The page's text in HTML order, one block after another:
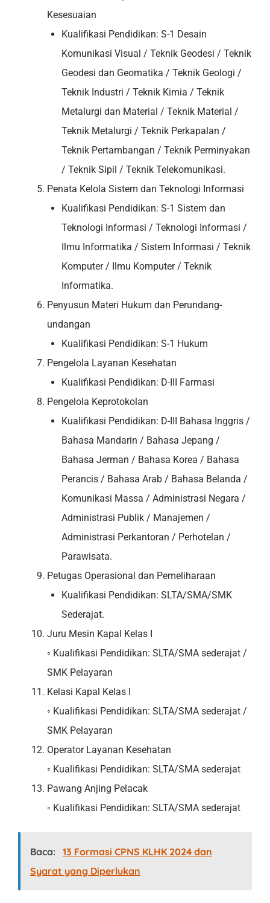
Kesesuaian
Kualifikasi Pendidikan: S-1 Desain
Komunikasi Visual / Teknik Geodesi / Teknik
Geodesi dan Geomatika / Teknik Geologi /
Teknik Industri / Teknik Kimia / Teknik
Metalurgi dan Material / Teknik Material /
Teknik Metalurgi / Teknik Perkapalan /
Teknik Pertambangan / Teknik Perminyakan
/ Teknik Sipil / Teknik Telekomunikasi.
Penata Kelola Sistem dan Teknologi Informasi
Kualifikasi Pendidikan: S-1 Sistem dan
Teknologi Informasi / Teknologi Informasi /
Ilmu Informatika / Sistem Informasi / Teknik
Komputer / Ilmu Komputer / Teknik
Informatika.
Penyusun Materi Hukum dan Perundang-
undangan
Kualifikasi Pendidikan: S-1 Hukum
Pengelola Layanan Kesehatan
Kualifikasi Pendidikan: D-III Farmasi
Pengelola Keprotokolan
Kualifikasi Pendidikan: D-III Bahasa Inggris /
Bahasa Mandarin / Bahasa Jepang /
Bahasa Jerman / Bahasa Korea / Bahasa
Perancis / Bahasa Arab / Bahasa Belanda /
Komunikasi Massa / Administrasi Negara /
Administrasi Publik / Manajemen /
Administrasi Perkantoran / Perhotelan /
Parawisata.
Petugas Operasional dan Pemeliharaan
Kualifikasi Pendidikan: SLTA/SMA/SMK
Sederajat.
Juru Mesin Kapal Kelas I
◦ Kualifikasi Pendidikan: SLTA/SMA sederajat /
SMK Pelayaran
Kelasi Kapal Kelas I
◦ Kualifikasi Pendidikan: SLTA/SMA sederajat /
SMK Pelayaran
Operator Layanan Kesehatan
◦ Kualifikasi Pendidikan: SLTA/SMA sederajat
Pawang Anjing Pelacak
◦ Kualifikasi Pendidikan: SLTA/SMA sederajat
Baca: 13 Formasi CPNS KLHK 2024 dan
Syarat yang Diperlukan